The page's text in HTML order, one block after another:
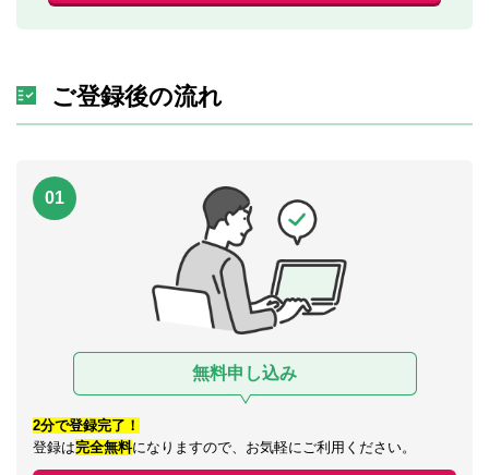
ご登録後の流れ
01
無料申し込み
2分で登録完了！
登録は完全無料になりますので、お気軽にご利用ください。